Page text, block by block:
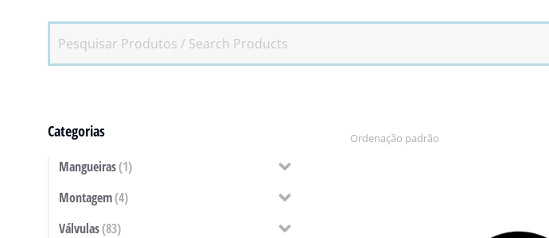
Categorias
Mangueiras(1)
Montagem(4)
Válvulas(83)